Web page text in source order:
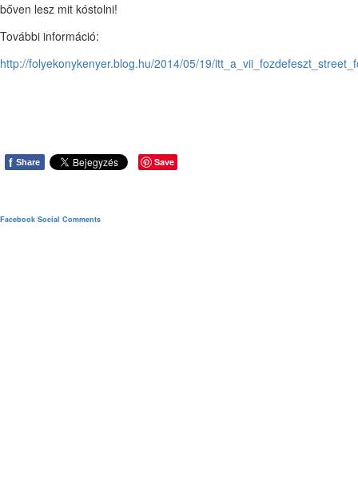
bőven lesz mit kóstolni!
További információ:
http://folyekonykenyer.blog.hu/2014/05/19/
f Share Save
Facebook Social Comments